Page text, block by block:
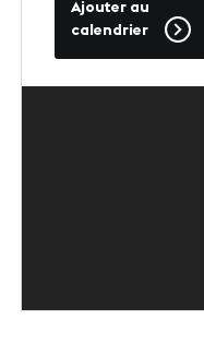
SUIVEZ-NOUS
Ajouter au
calendrier